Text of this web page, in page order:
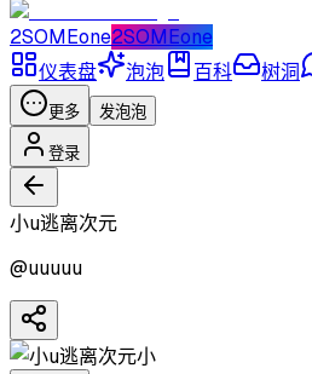
2SOMEone2SOMEone
仪表盘
泡泡 百科 树洞
更多 发泡泡
登录
小u逃离次元
@uuuuu
小